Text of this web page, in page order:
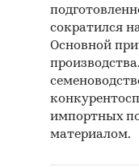
сократился
Основной
импортных
материалом.